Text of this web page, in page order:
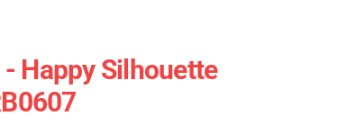
Happy Silhouette